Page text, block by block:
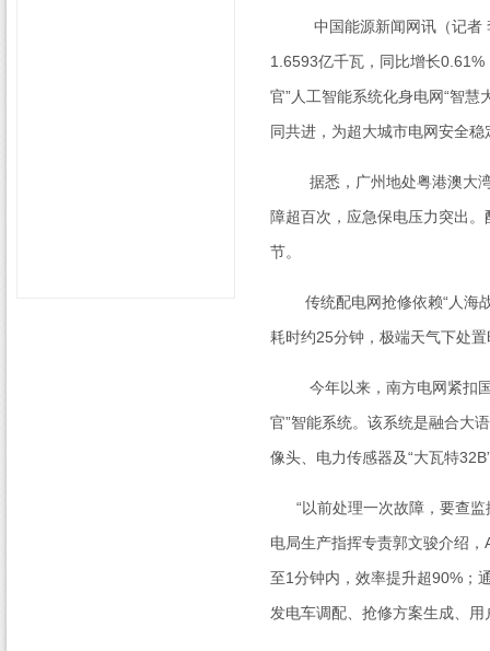
中国能源新闻网讯（记者
1.6593亿千瓦，同比增长0.61%
官”人工智能系统化身电网“智慧
同共进，为超大城市电网安全
据悉，广州地处粤港澳大湾
障超百次，应急保电压力突出
节。
传统配电网抢修依赖“人海战
耗时约25分钟，极端天气下处
今年以来，南方电网紧扣国
官”智能系统。该系统是融合大
像头、电力传感器及“大瓦特32B
“以前处理一次故障，要查监
电局生产指挥专责郭文骏介绍，
至1分钟内，效率提升超90% ；
发电车调配、抢修方案生成、